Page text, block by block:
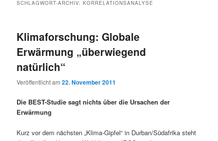
SCHLAGWORT-ARCHIV:KORRELATIONSANALYSE
Klimaforschung: Globale
Erwärmung „überwiegend
natürlich“
Veröffentlicht am22. November 2011
Die BEST-Studie sagt nichts über die Ursachen der
Erwärmung
Kurz vor dem nächsten „Klima-Gipfel“ in Durban/Südafrika steht